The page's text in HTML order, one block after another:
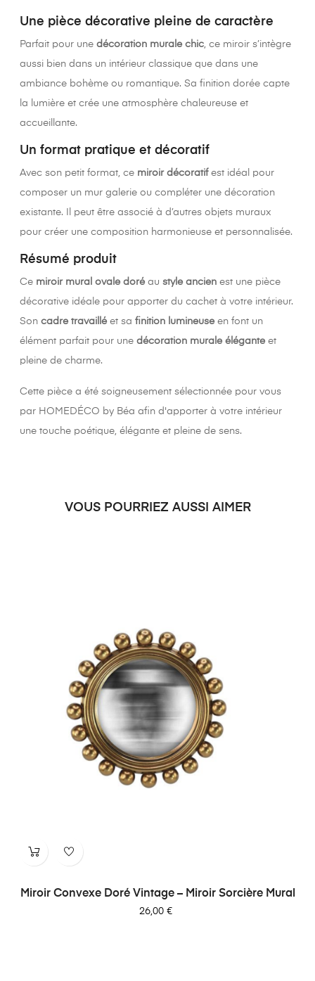
Une pièce décorative pleine de caractère
Parfait pour une décoration murale chic , ce miroir s’intègre
aussi bien dans un intérieur classique que dans une
ambiance bohème ou romantique. Sa finition dorée capte
la lumière et crée une atmosphère chaleureuse et
accueillante.
Un format pratique et décoratif
Avec son petit format, ce miroir décoratifest idéal pour
composer un mur galerie ou compléter une décoration
existante. Il peut être associé à d’autres objets muraux
pour créer une composition harmonieuse et personnalisée.
Résumé produit
Ce miroir mural ovale doréau style ancien est une pièce
décorative idéale pour apporter du cachet à votre intérieur.
Son cadre travailléet sa finition lumineuseen font un
élément parfait pour une décoration murale éléganteet
pleine de charme.
Cette pièce a été soigneusement sélectionnée pour vous
par HOMEDÉCO by Béa afin d'apporter à votre intérieur
une touche poétique, élégante et pleine de sens.
VOUS POURRIEZ AUSSI AIMER
Miroir Convexe Doré Vintage – Miroir Sorcière Mural
Prix
26,00 €